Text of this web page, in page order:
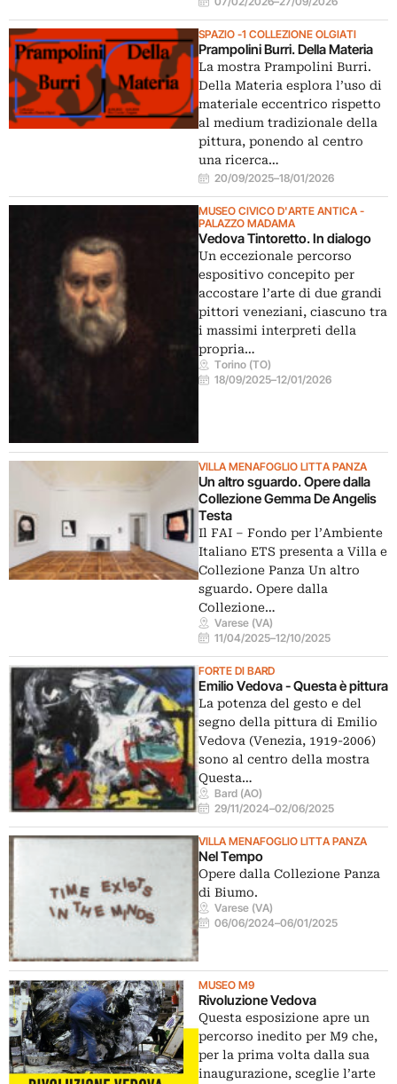
SPAZIO -1 COLLEZIONE OLGIATI
Prampolini Burri. Della Materia
La mostra Prampolini Burri.
Della Materia esplora l’uso di
materiale eccentrico rispetto
al medium tradizionale della
pittura, ponendo al centro
una ricerca…
20/09/2025–18/01/2026
MUSEO CIVICO D'ARTE ANTICA -
PALAZZO MADAMA
Vedova Tintoretto. In dialogo
Un eccezionale percorso
espositivo concepito per
accostare l’arte di due grandi
pittori veneziani, ciascuno tra
i massimi interpreti della
propria…
Torino (TO)
18/09/2025–12/01/2026
VILLA MENAFOGLIO LITTA PANZA
Un altro sguardo. Opere dalla
Collezione Gemma De Angelis
Testa
Il FAI – Fondo per l’Ambiente
Italiano ETS presenta a Villa e
Collezione Panza Un altro
sguardo. Opere dalla
Collezione…
Varese (VA)
11/04/2025–12/10/2025
FORTE DI BARD
Emilio Vedova - Questa è pittura
La potenza del gesto e del
segno della pittura di Emilio
Vedova (Venezia, 1919-2006)
sono al centro della mostra
Questa…
Bard (AO)
29/11/2024–02/06/2025
VILLA MENAFOGLIO LITTA PANZA
Nel Tempo
Opere dalla Collezione Panza
di Biumo.
Varese (VA)
06/06/2024–06/01/2025
MUSEO M9
Rivoluzione Vedova
Questa esposizione apre un
percorso inedito per M9 che,
per la prima volta dalla sua
inaugurazione, sceglie l’arte